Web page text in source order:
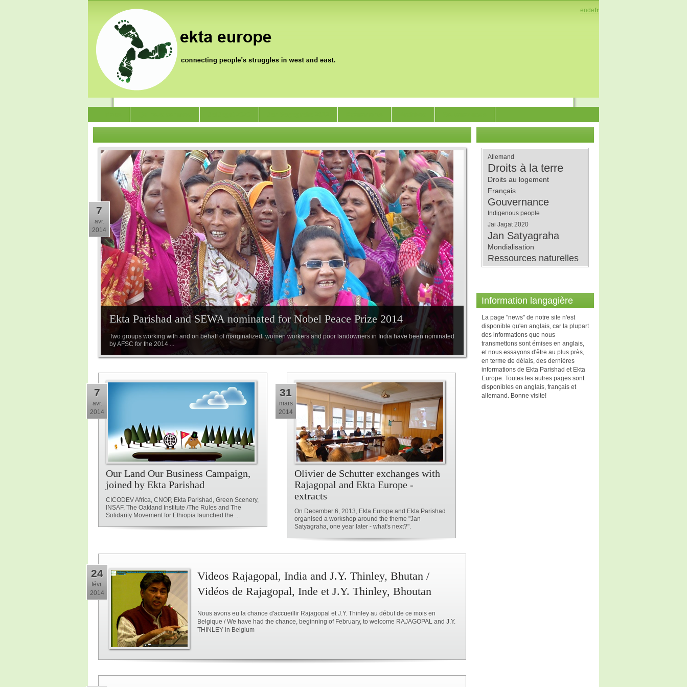
endefr
Ekta Parishad and SEWA nominated for Nobel Peace Prize 2014
Two groups working with and on behalf of marginalized women workers and poor landowners in India have been nominated
by AFSC for the 2014 ...
7
avr.
2014
Our Land Our Business Campaign,
joined by Ekta Parishad
CICODEV Africa, CNOP, Ekta Parishad, Green Scenery,
INSAF, The Oakland Institute /The Rules and The
Solidarity Movement for Ethiopia launched the ...
7
avr.
2014
Olivier de Schutter exchanges with
Rajagopal and Ekta Europe -
extracts
On December 6, 2013, Ekta Europe and Ekta Parishad
organised a workshop around the theme "Jan
Satyagraha, one year later - what's next?".
31
mars
2014
24
févr.
2014
Videos Rajagopal, India and J.Y. Thinley, Bhutan /
Vidéos de Rajagopal, Inde et J.Y. Thinley, Bhoutan
Nous avons eu la chance d'accueillir Rajagopal et J.Y. Thinley au début de ce mois en
Belgique / We have had the chance, beginning of February, to welcome RAJAGOPAL and J.Y.
THINLEY in Belgium
Allemand
Droits à la terre
Droits au logement
Français
Gouvernance
Indigenous people
Jai Jagat 2020
Jan Satyagraha
Mondialisation
Ressources naturelles
Information langagière
La page "news" de notre site n'est
disponible qu'en anglais, car la plupart
des informations que nous
transmettons sont émises en anglais,
et nous essayons d'être au plus près,
en terme de délais, des dernières
informations de Ekta Parishad et Ekta
Europe. Toutes les autres pages sont
disponibles en anglais, français et
allemand. Bonne visite!